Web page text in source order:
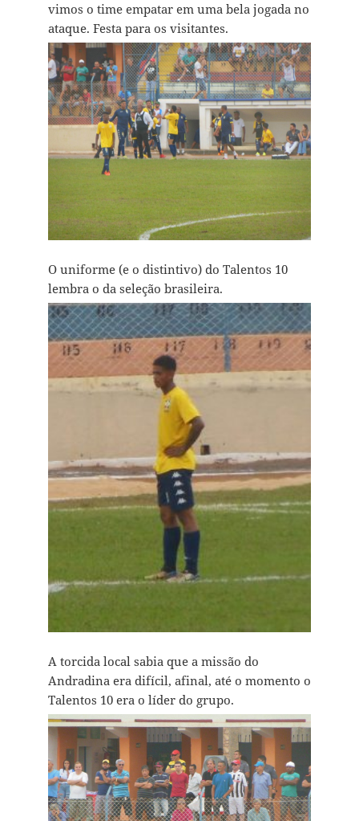
vimos o time empatar em uma bela jogada no
ataque. Festa para os visitantes.
O uniforme (e o distintivo) do Talentos 10
lembra o da seleção brasileira.
A torcida local sabia que a missão do
Andradina era difícil, afinal, até o momento o
Talentos 10 era o líder do grupo.